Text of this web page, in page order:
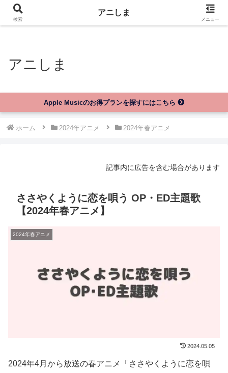
アニしま
アニしま
Apple Musicのお得プランを探すにはこちら
ホーム 2024年アニメ 2024年春アニメ
記事内に広告を含む場合があります
ささやくように恋を唄う OP・ED主題歌
【2024年春アニメ】
2024年春アニメ
2024.05.05
2024年4月から放送の春アニメ「ささやくように恋を唄
検索
アニしま
メニュー